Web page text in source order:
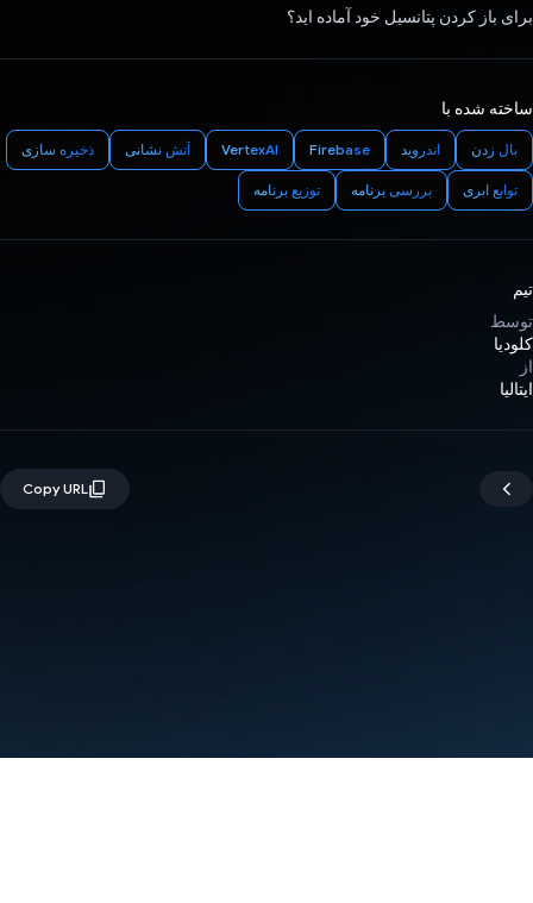
برای باز کردن پتانسیل خود آماده اید؟
ساخته شده با
بال زدن اندروید Firebase
VertexAI آتش نشانی ذخیره سازی
توابع ابری بررسی برنامه توزیع برنامه
تیم
توسط
کلودیا
از
ایتالیا